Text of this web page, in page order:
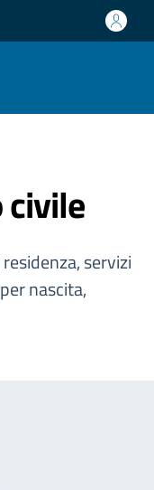
servizi
nascita,